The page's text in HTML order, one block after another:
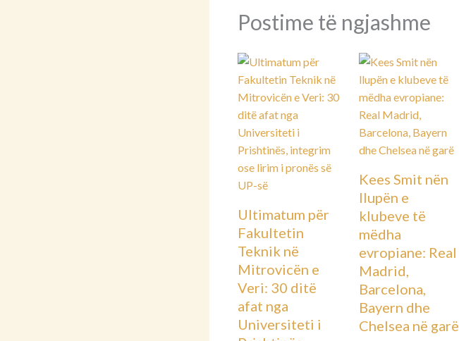
Postime të ngjashme
Ultimatum për
Fakultetin
Teknik në
Mitrovicën e
Veri: 30 ditë
afat nga
Universiteti i
Kees Smit nën
llupën e
klubeve të
mëdha
evropiane: Real
Madrid,
Barcelona,
Bayern dhe
Chelsea në garë